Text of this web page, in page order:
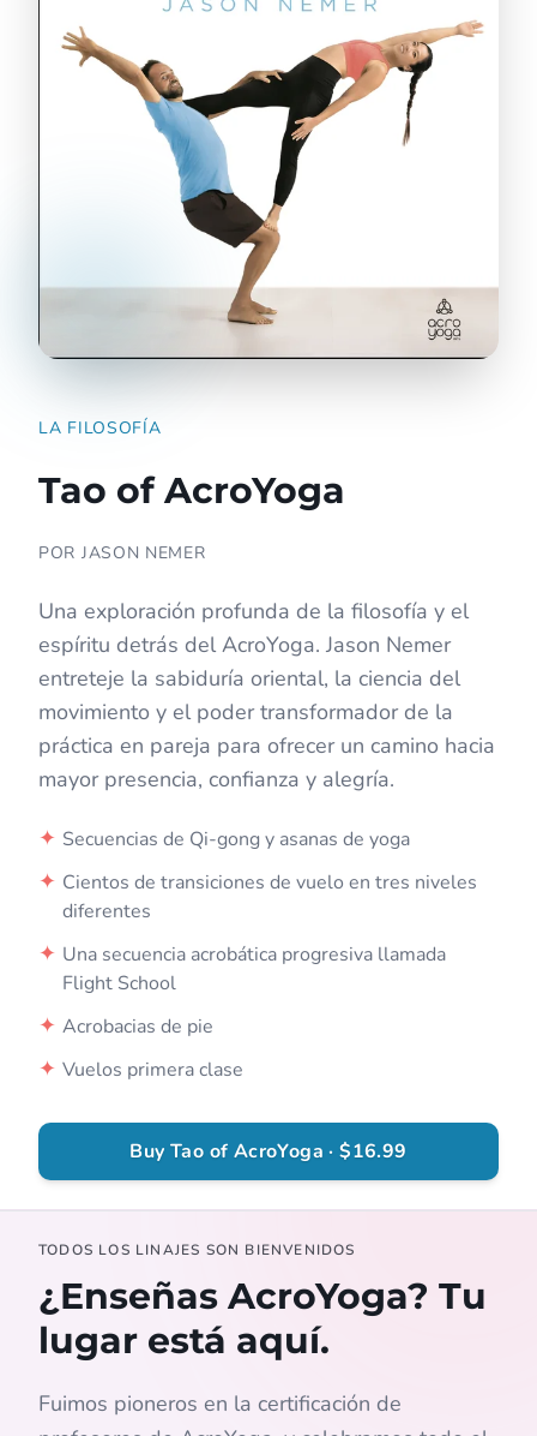
LA FILOSOFÍA
Tao of AcroYoga
POR JASON NEMER
Una exploración profunda de la filosofía y el
espíritu detrás del AcroYoga. Jason Nemer
entreteje la sabiduría oriental, la ciencia del
movimiento y el poder transformador de la
práctica en pareja para ofrecer un camino hacia
mayor presencia, confianza y alegría.
✦ Secuencias de Qi-gong y asanas de yoga
✦ Cientos de transiciones de vuelo en tres niveles
diferentes
✦ Una secuencia acrobática progresiva llamada
Flight School
✦ Acrobacias de pie
✦ Vuelos primera clase
Buy Tao of AcroYoga · $16.99
TODOS LOS LINAJES SON BIENVENIDOS
¿Enseñas AcroYoga? Tu
lugar está aquí.
Fuimos pioneros en la certificación de